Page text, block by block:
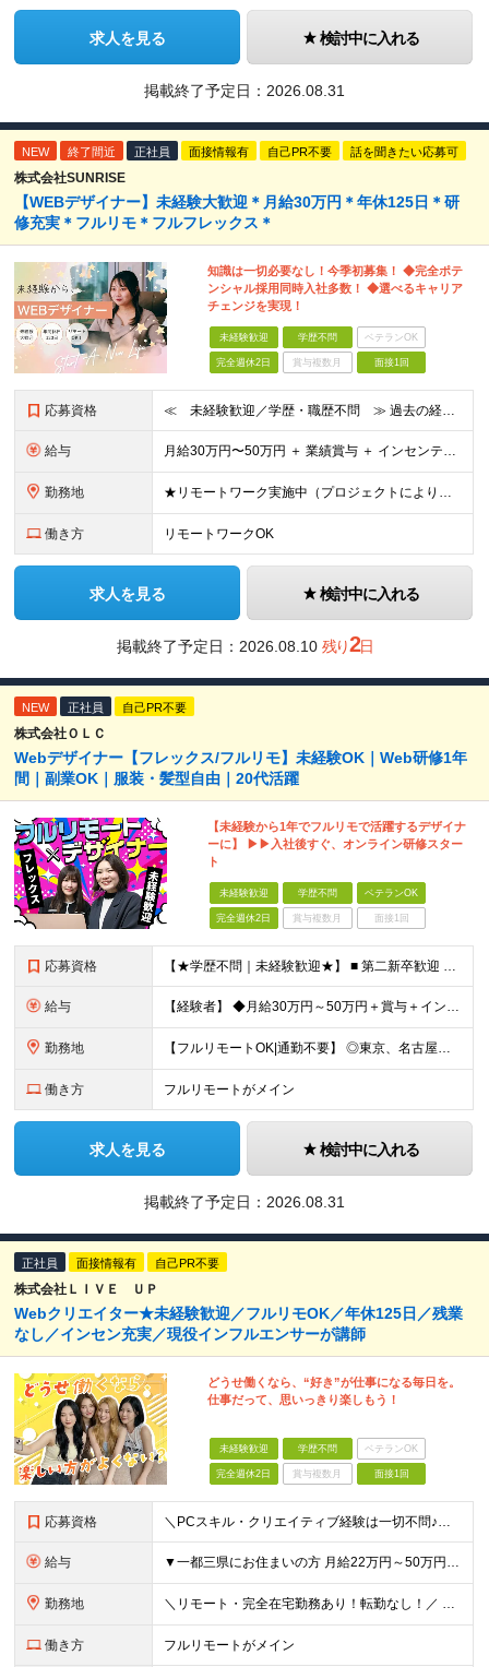
求人を見る 検討中に入れる
掲載終了予定日： 2026.08.31
NEW 終了間近 正社員 面接情報有 自己PR不要 話を聞きたい応募可
株式会社SUNRISE
【WEBデザイナー】未経験大歓迎＊月給30万円＊年休125日＊研
修充実＊フルリモ＊フルフレックス＊
知識は一切必要なし！今季初募集！ ◆完全ポテ
ンシャル採用同時入社多数！ ◆選べるキャリア
チェンジを実現！
未経験歓迎 学歴不問 ベテランOK
完全週休2日 賞与複数月 面接1回
応募資格 ≪ 未経験歓迎／学歴・職歴不問 ≫ 過去の経歴は一切不問。 「いままで」よりも「これから」を 重視した採用を行っています！ ▼▼こんな想いがある方大歓迎▼▼ ・WEBデザインに興味がある！ ・WEB
給与 ⽉給30万円〜50万円 ＋ 業績賞与 ＋ インセンティブ賞与 経験者：35万円～ ※IT新人時25万円〜 ※経験・スキルを考慮の上、決定します。 ※経験者は別途優遇！ ★試⽤期間：3ヶ⽉ ★学
勤務地 ★リモートワーク実施中（プロジェクトによりフルリモートもあり） ★配属先は希望を最⼤限考慮
働き方 リモートワークOK
求人を見る 検討中に入れる
掲載終了予定日： 2026.08.10 残り2日
NEW 正社員 自己PR不要
株式会社ＯＬＣ
Webデザイナー【フレックス/フルリモ】未経験OK｜Web研修1年
間｜副業OK｜服装・髪型自由｜20代活躍
【未経験から1年でフルリモで活躍するデザイナ
ーに】 ▶▶入社後すぐ、オンライン研修スター
ト
未経験歓迎 学歴不問 ベテランOK
完全週休2日 賞与複数月 面接1回
応募資格 【★学歴不問｜未経験歓迎★】 ■ 第二新卒歓迎 ■ フリーター・社会人未経験OK ■ デザイナー経験は一切不問！ ■ タイピングが苦手でもOK！ ＼3つ以上当てはまった方はぜひご応募を／ □
給与 【経験者】 ◆月給30万円～50万円＋賞与＋インセンティブ＋残業代全額支給 【未経験者】 ◆北海道エリア： 月給20万7,984円～＋賞与＋インセンティブ＋残業代全額支給 ◆東北エリア(青森
勤務地 【フルリモートOK|通勤不要】 ◎東京、名古屋、大阪、福岡を中心とした全国のプロジェクト先にて好きな場所で働けます！ ◆本社 東京都渋谷区道玄坂1-12-1 渋谷マークシティ22F ※未経験者は各
働き方 フルリモートがメイン
求人を見る 検討中に入れる
掲載終了予定日： 2026.08.31
正社員 面接情報有 自己PR不要
株式会社ＬＩＶＥ ＵＰ
Webクリエイター★未経験歓迎／フルリモOK／年休125日／残業
なし／インセン充実／現役インフルエンサーが講師
どうせ働くなら、“好き”が仕事になる毎日を。
仕事だって、思いっきり楽しもう！
未経験歓迎 学歴不問 ベテランOK
完全週休2日 賞与複数月 面接1回
応募資格 ＼PCスキル・クリエイティブ経験は一切不問♪／ 学歴不問／未経験歓迎／業種未経験歓迎／社会人デビュー歓迎／第二新卒歓迎／ブランクOK 20代が活躍中です！ ＼こんな方にピッタリ！／ ★SNSを見る
給与 ▼一都三県にお住まいの方 月給22万円～50万円＋インセンティブ＋賞与＋各種手当 ▼上記以外の地域にお住まいの方 月給21万円～50万円＋インセンティブ＋賞与＋各種手当 ※経験・能力を考慮して決定
勤務地 ＼リモート・完全在宅勤務あり！転勤なし！／ 【47都道府県の好きな地域で働けます☆】 ★リモート・フルリモートも選択可能です！ └将来的には「お気に入りのカフェでテレワーク」 「日本全国、旅をしなが
働き方 フルリモートがメイン